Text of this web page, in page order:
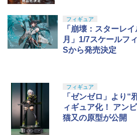
フィギュア
「崩壊：スターレ
月」1/7スケールフ
Sから発売決定
フィギュア
「ゼンゼロ」より“
ィギュア化！ アン
猫又の原型が公開